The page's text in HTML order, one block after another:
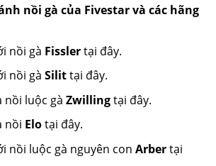
nồi gà của Fivestar và các hãng
nồi gà Fisslertại đây.
nồi gà Silittại đây.
nồi luộc gà Zwillingtại đây.
nồi Elotại đây.
nồi luộc gà nguyên con Arbertại